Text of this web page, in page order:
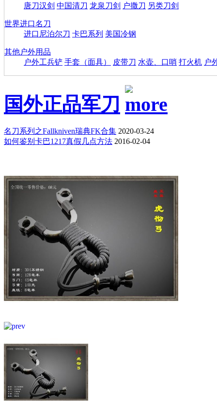
唐刀汉剑 中国清刀 龙泉刀剑 户撒刀 另类刀剑
世界进口名刀
进口尼泊尔刀 卡巴系列 美国冷钢
其他户外用品
户外工兵铲 手套（面具） 皮带刀 水壶、口哨 打火机 户
国外正品军刀
名刀系列之Fallkniven瑞典FK合集 2020-03-24
如何鉴别卡巴1217真假几点方法 2016-02-04